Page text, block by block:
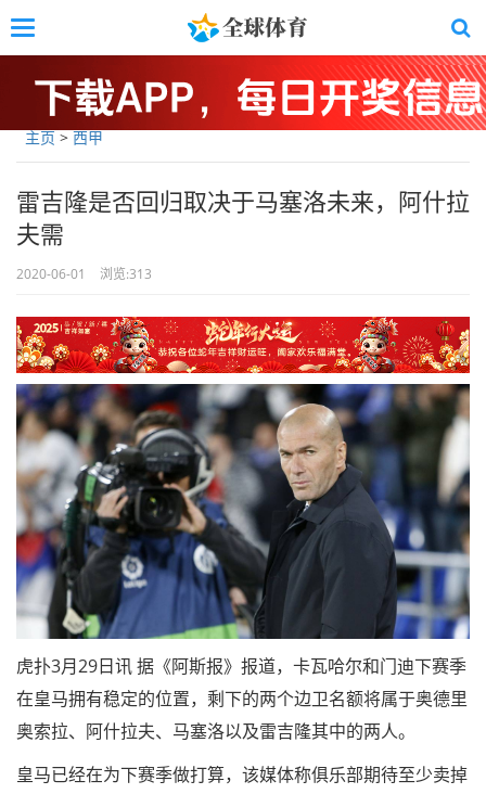
to
main
Toggle
主页>西甲
雷吉隆是否回归取决于马塞洛未来，阿什拉
夫需
2020-06-01 浏览:313
虎扑3月29日讯 据《阿斯报》报道，卡瓦哈尔和门迪下赛季
在皇马拥有稳定的位置，剩下的两个边卫名额将属于奥德里
奥索拉、阿什拉夫、马塞洛以及雷吉隆其中的两人。
皇马已经在为下赛季做打算，该媒体称俱乐部期待至少卖掉